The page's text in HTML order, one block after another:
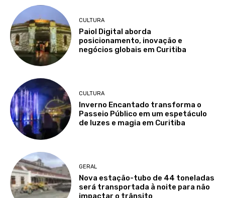
CULTURA
Paiol Digital aborda
posicionamento, inovação e
negócios globais em Curitiba
CULTURA
Inverno Encantado transforma o
Passeio Público em um espetáculo
de luzes e magia em Curitiba
GERAL
Nova estação-tubo de 44 toneladas
será transportada à noite para não
impactar o trânsito